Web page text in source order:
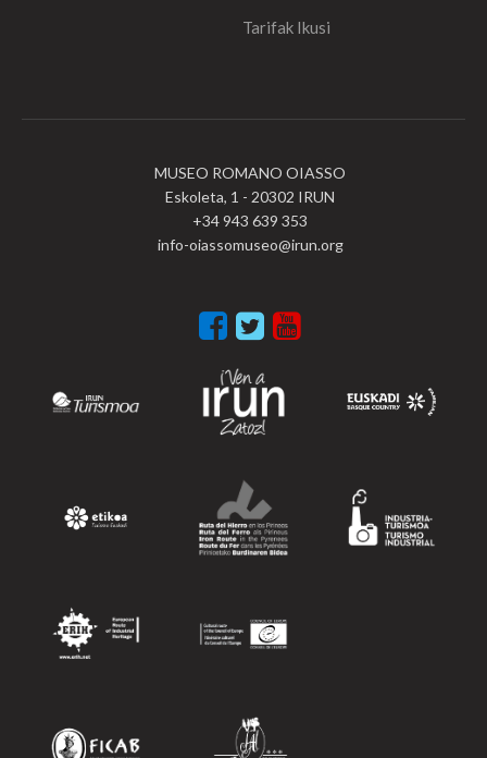
Tarifak Ikusi
MUSEO ROMANO OIASSO
Eskoleta, 1 - 20302 IRUN
+34 943 639 353
info-oiassomuseo@irun.org